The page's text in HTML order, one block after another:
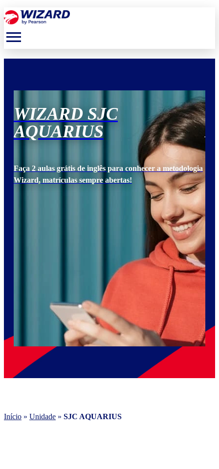
menu
WIZARD SJC
AQUARIUS
Faça 2 aulas grátis de inglês para conhecer a metodologia
Wizard, matrículas sempre abertas!
Início » Unidade » SJC AQUARIUS